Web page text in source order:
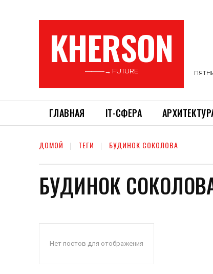
KHERSON
———→ FUTURE
ГЛАВНАЯ ІТ-СФЕРА
ДОМОЙ ТЕГИ БУДИНОК СОКОЛОВА
БУДИНОК
Нет постов для отображения